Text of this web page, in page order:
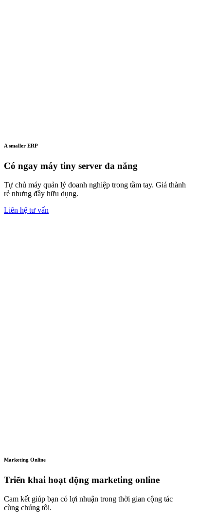
A smaller ERP
Có ngay máy tiny server đa năng
Tự chủ máy quản lý doanh nghiệp trong tầm tay. Giá thành
rẻ nhưng đầy hữu dụng.
Liên hệ tư vấn
Marketing Online
Triển khai hoạt động marketing online
Cam kết giúp bạn có lợi nhuận trong thời gian cộng tác
cùng chúng tôi.